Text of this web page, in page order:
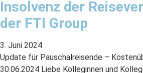
Insolvenz der
der FTI Group
3. Juni 2024
Update für Pauschalreisende –
30.06.2024 Liebe Kolleginnen und